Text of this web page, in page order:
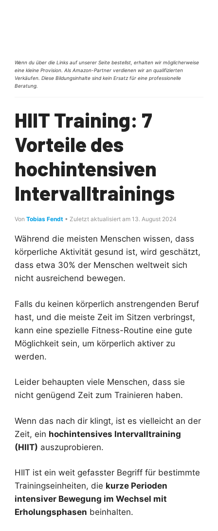
Wenn du über die Links auf unserer Seite bestellst, erhalten wir möglicherweise
eine kleine Provision. Als Amazon-Partner verdienen wir an qualifizierten
Verkäufen. Diese Bildungsinhalte sind kein Ersatz für eine professionelle
Beratung.
HIIT Training: 7
Vorteile des
hochintensiven
Intervalltrainings
Von Tobias Fendt • Zuletzt aktualisiert am 13. August 2024
Während die meisten Menschen wissen, dass
körperliche Aktivität gesund ist, wird geschätzt,
dass etwa 30% der Menschen weltweit sich
nicht ausreichend bewegen.
Falls du keinen körperlich anstrengenden Beruf
hast, und die meiste Zeit im Sitzen verbringst,
kann eine spezielle Fitness-Routine eine gute
Möglichkeit sein, um körperlich aktiver zu
werden.
Leider behaupten viele Menschen, dass sie
nicht genügend Zeit zum Trainieren haben.
Wenn das nach dir klingt, ist es vielleicht an der
Zeit, ein hochintensives Intervalltraining
(HIIT) auszuprobieren.
HIIT ist ein weit gefasster Begriff für bestimmte
Trainingseinheiten, die kurze Perioden
intensiver Bewegung im Wechsel mit
Erholungsphasen beinhalten.